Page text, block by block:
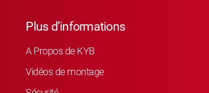
Plus d’informations
A Propos de KYB
Vidéos de montage